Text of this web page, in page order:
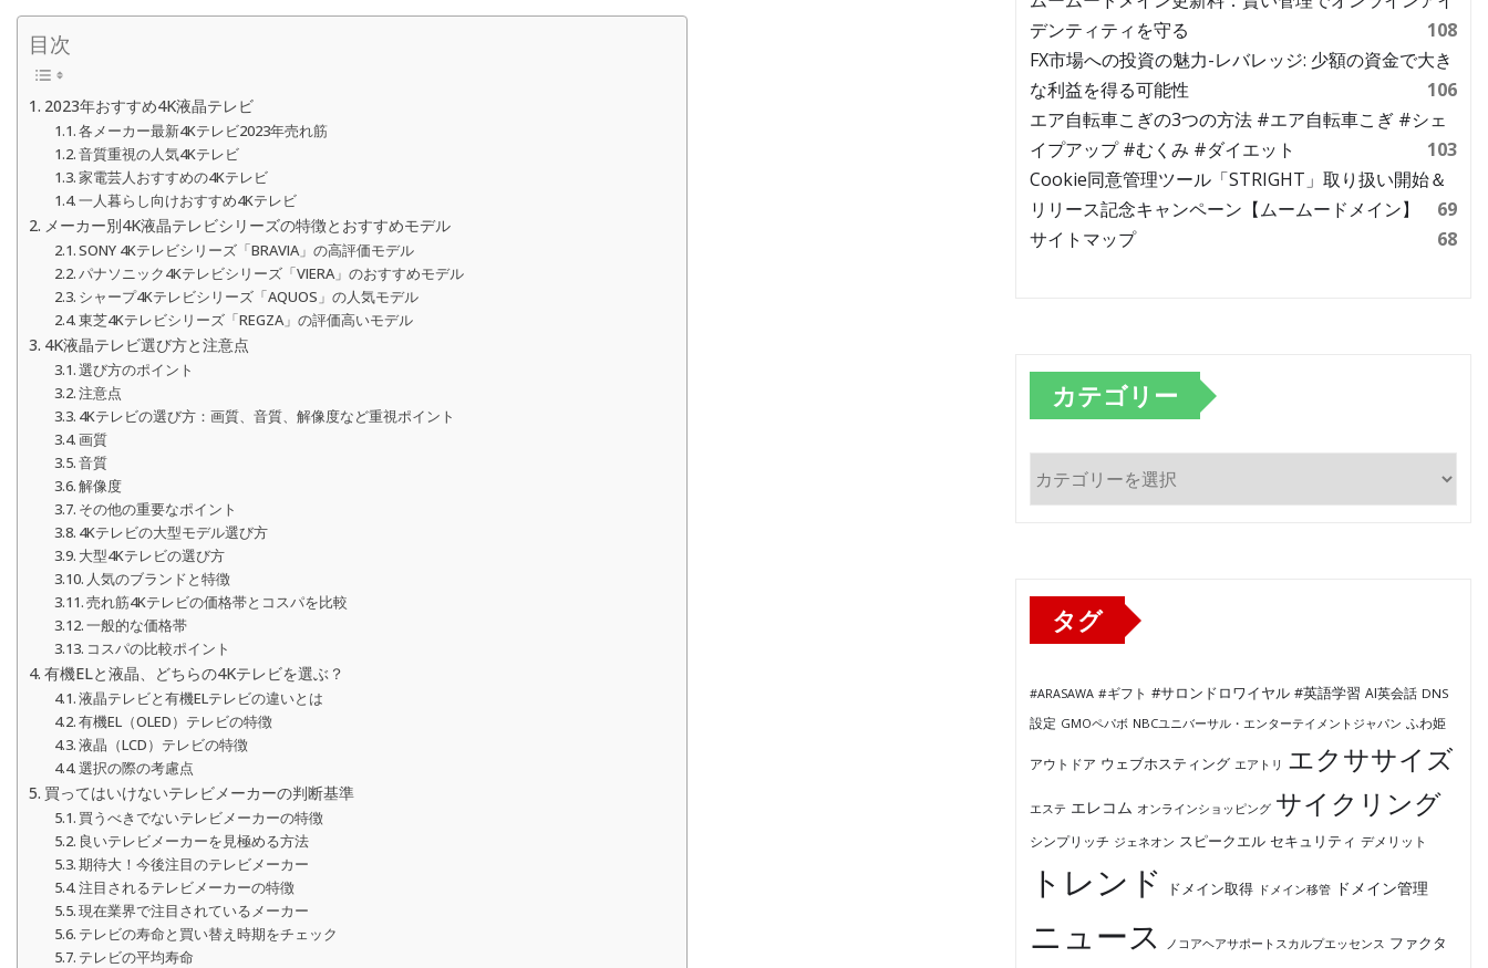
目次
2023年おすすめ4K液晶テレビ
各メーカー最新4Kテレビ2023年売れ筋
音質重視の人気4Kテレビ
家電芸人おすすめの4Kテレビ
一人暮らし向けおすすめ4Kテレビ
メーカー別4K液晶テレビシリーズの特徴とおすすめモデル
SONY 4Kテレビシリーズ「BRAVIA」の高評価モデル
パナソニック4Kテレビシリーズ「VIERA」のおすすめモデル
シャープ4Kテレビシリーズ「AQUOS」の人気モデル
東芝4Kテレビシリーズ「REGZA」の評価高いモデル
4K液晶テレビ選び方と注意点
選び方のポイント
注意点
4Kテレビの選び方：画質、音質、解像度など重視ポイント
画質
音質
解像度
その他の重要なポイント
4Kテレビの大型モデル選び方
大型4Kテレビの選び方
人気のブランドと特徴
売れ筋4Kテレビの価格帯とコスパを比較
一般的な価格帯
コスパの比較ポイント
有機ELと液晶、どちらの4Kテレビを選ぶ？
液晶テレビと有機ELテレビの違いとは
有機EL（OLED）テレビの特徴
液晶（LCD）テレビの特徴
選択の際の考慮点
買ってはいけないテレビメーカーの判断基準
買うべきでないテレビメーカーの特徴
良いテレビメーカーを見極める方法
期待大！今後注目のテレビメーカー
注目されるテレビメーカーの特徴
現在業界で注目されているメーカー
テレビの寿命と買い替え時期をチェック
テレビの平均寿命
デンティティを守る
108
FX市場への投資の魅力-レバレッジ: 少額の資金で大き
な利益を得る可能性
106
エア自転車こぎの3つの方法 #エア自転車こぎ #シェ
イプアップ #むくみ #ダイエット
103
Cookie同意管理ツール「STRIGHT」取り扱い開始＆
リリース記念キャンペーン【ムームードメイン】
69
サイトマップ
68
カテゴリー
テ
タグ
#ARASAWA #ギフト #サロンドロワイヤル #英語学習 AI英会話 DNS
設定 GMOペパボ NBCユニバーサル・エンターテイメントジャパン ふわ姫
アウトドア ウェブホスティング エアトリ エクササイズ
エステ エレコム オンラインショッピング サイクリング
シンプリッチ ジェネオン スピークエル セキュリティ デメリット
トレンド ドメイン取得 ドメイン移管 ドメイン管理
ニュース ノコアヘアサポートスカルプエッセンス ファクタ